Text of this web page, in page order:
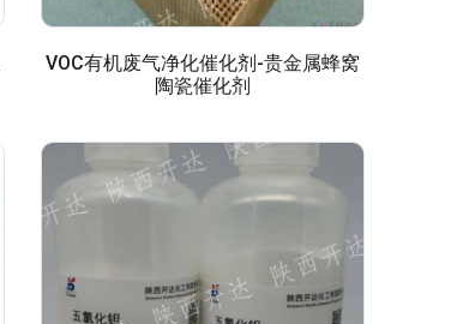
VOC有机废气净化催化剂-贵金属蜂窝
陶瓷催化剂